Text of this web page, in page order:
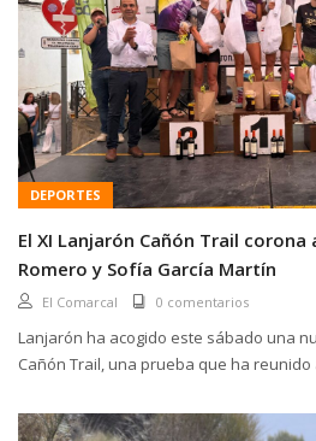
DEPORTES
El XI Lanjarón Cañón Trail corona
Romero y Sofía García Martín
El Comarcal 0 comentarios
Lanjarón ha acogido este sábado una
Cañón Trail, una prueba que ha reunido